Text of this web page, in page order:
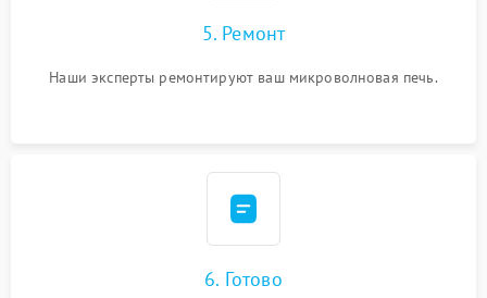
5. Ремонт
Наши эксперты ремонтируют ваш микроволновая печь.
6. Готово